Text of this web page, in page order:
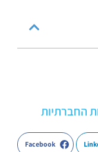
החברתיות
Facebook